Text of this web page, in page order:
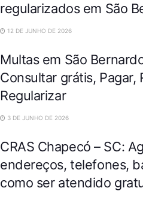
regularizados em São
12 DE JUNHO DE 2026
Multas em São
Consultar grátis, Pagar,
Regularizar
3 DE JUNHO DE 2026
CRAS Chapecó – SC:
endereços, telefones,
como ser atendido